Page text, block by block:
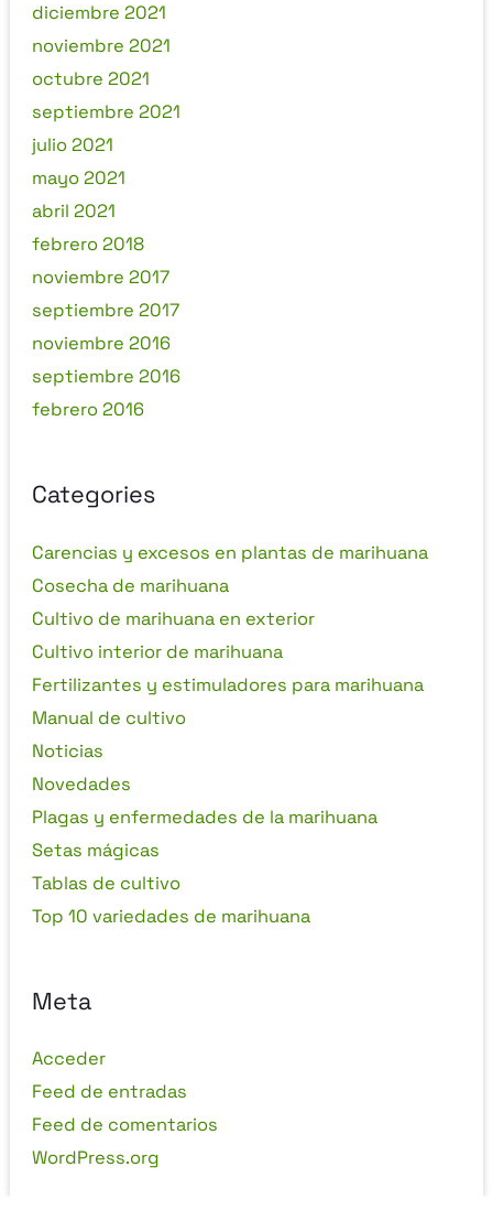
diciembre 2021
noviembre 2021
octubre 2021
septiembre 2021
julio 2021
mayo 2021
abril 2021
febrero 2018
noviembre 2017
septiembre 2017
noviembre 2016
septiembre 2016
febrero 2016
Categories
Carencias y excesos en plantas de marihuana
Cosecha de marihuana
Cultivo de marihuana en exterior
Cultivo interior de marihuana
Fertilizantes y estimuladores para marihuana
Manual de cultivo
Noticias
Novedades
Plagas y enfermedades de la marihuana
Setas mágicas
Tablas de cultivo
Top 10 variedades de marihuana
Meta
Acceder
Feed de entradas
Feed de comentarios
WordPress.org